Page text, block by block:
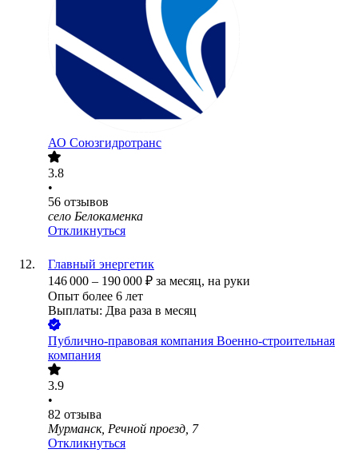
АО Союзгидротранс
3.8
•
56 отзывов
село Белокаменка
Откликнуться
Главный энергетик
146 000 – 190 000 ₽ за месяц, на руки
Опыт более 6 лет
Выплаты: Два раза в месяц
Публично-правовая компания Военно-строительная
компания
3.9
•
82 отзыва
Мурманск, Речной проезд, 7
Откликнуться